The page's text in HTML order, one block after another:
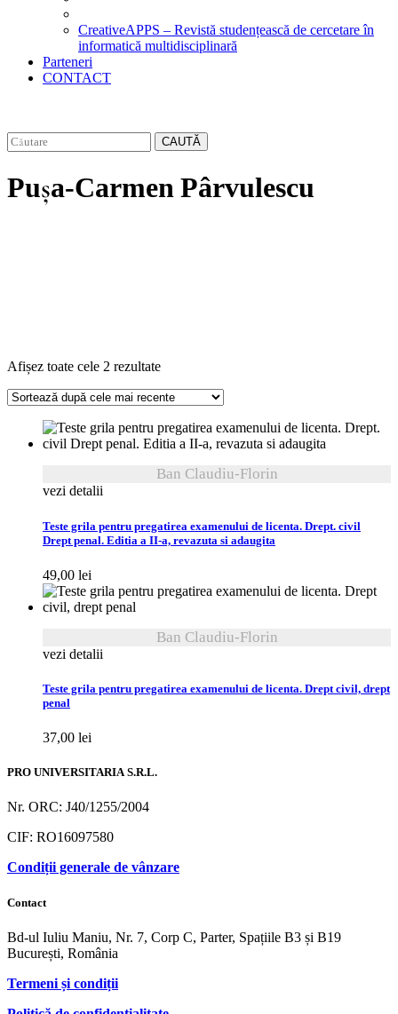
CreativeAPPS – Revistă studențească de cercetare în
informatică multidisciplinară
Parteneri
CONTACT
CAUTĂ
Pușa-Carmen Pârvulescu
Afișez toate cele 2 rezultateSortat
cele
recente
Ban Claudiu-Florin
vezi detalii
Teste grila pentru pregatirea examenului de licenta. Drept. civil
Drept penal. Editia a II-a, revazuta si adaugita
49,00 lei
Ban Claudiu-Florin
vezi detalii
Teste grila pentru pregatirea examenului de licenta. Drept civil, drept
penal
37,00 lei
PRO UNIVERSITARIA S.R.L.
Nr. ORC: J40/1255/2004
CIF: RO16097580
Condiții generale de vânzare
Contact
Bd-ul Iuliu Maniu, Nr. 7, Corp C, Parter, Spațiile B3 și B19
București, România
Termeni și condiții